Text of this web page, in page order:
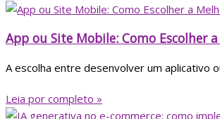
App ou Site Mobile: Como Escolher
A escolha entre desenvolver um aplicativo
Leia por completo »